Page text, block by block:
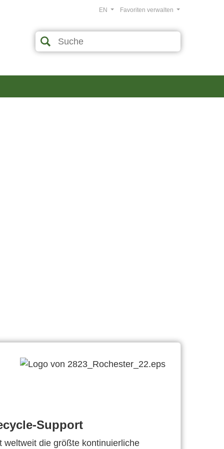
Favoriten verwalten
EN
Support
weltweit die größte kontinuierliche